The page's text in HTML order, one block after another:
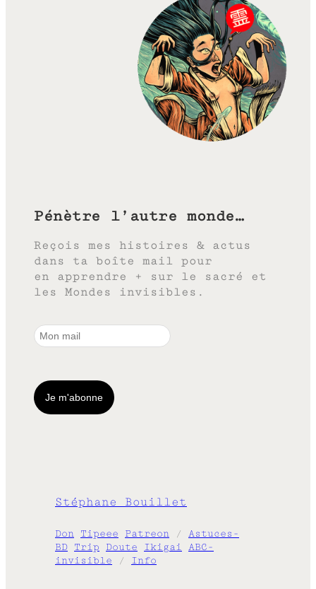
Pénètre l’autre monde…
Reçois mes histoires & actus
dans ta boîte mail pour
en apprendre + sur le sacré et
les Mondes invisibles.
Stéphane Bouillet
Don Tipeee Patreon / Astuces-
BD Trip Doute Ikigai ABC-
invisible / Info